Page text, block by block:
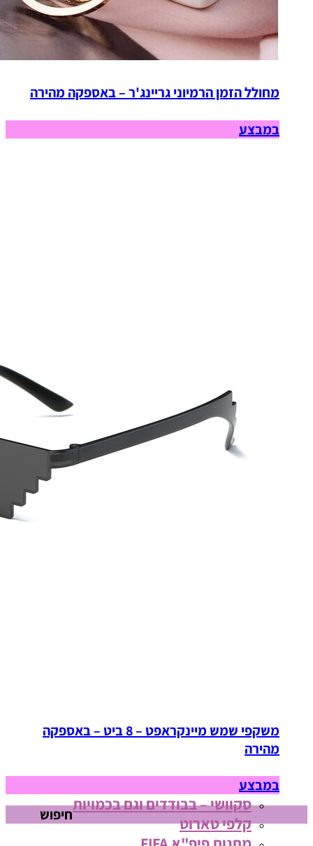
מחולל הזמן הרמיוני גריינג'ר – באספקה מהירה
במבצע
משקפי שמש מיינקראפט – 8 ביט – באספקה
מהירה
במבצע
סקוושי – בבודדים וגם בכמויות
קלפי טארוט
חיפוש